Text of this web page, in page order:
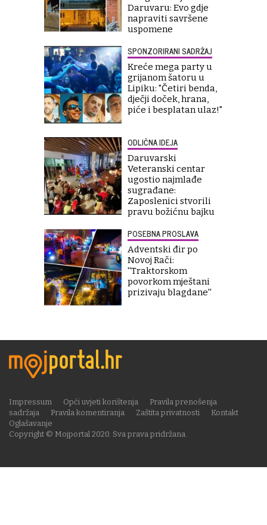
Daruvaru: Evo gdje
napraviti savršene
uspomene
SPONZORIRANI SADRŽAJ
Kreće mega party u
grijanom šatoru u
Lipiku: "Četiri benda,
dječji doček, hrana,
piće i besplatan ulaz!"
ODLIČNA IDEJA
Daruvarski
Veteranski centar
ugostio najmlađe
sugrađane:
Zaposlenici stvorili
pravu božićnu bajku
POSEBNA PROSLAVA
Adventski đir po
Novoj Rači:
''Traktorskom
povorkom mještani
prizivaju blagdane''
Copyright © Mojportal 2020. Sva prava pridržana.
Impressum Opći uvjeti korištenja
Pravila prenošenja
sadržaja
Pravila komentiranja Zaštita privatnosti
Kontakt
Oglašavanje